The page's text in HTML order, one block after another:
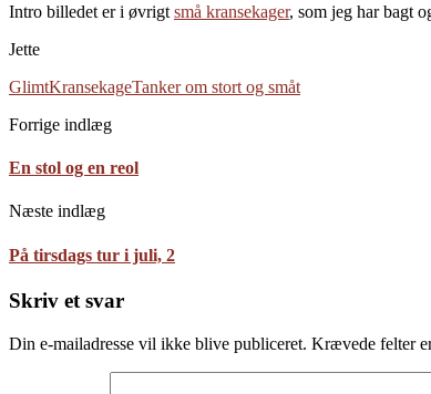
Intro billedet er i øvrigt små kransekager, som jeg har bagt
Jette
GlimtKransekageTanker om stort og småt
Forrige indlæg
En stol og en reol
Næste indlæg
På tirsdags tur i juli, 2
Skriv et svar
Din e-mailadresse vil ikke blive publiceret. Krævede felter